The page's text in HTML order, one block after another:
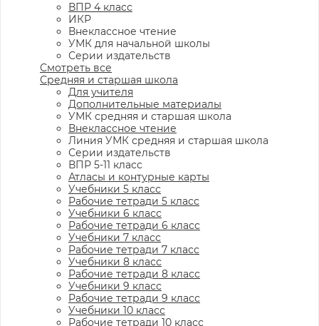
ВПР 4 класс
ИКР
Внеклассное чтение
УМК для начальной школы
Серии издательств
Смотреть все
Средняя и старшая школа
Для учителя
Дополнительные материалы
УМК средняя и старшая школа
Внеклассное чтение
Линия УМК средняя и старшая школа
Серии издательств
ВПР 5-11 класс
Атласы и контурные карты
Учебники 5 класс
Рабочие тетради 5 класс
Учебники 6 класс
Рабочие тетради 6 класс
Учебники 7 класс
Рабочие тетради 7 класс
Учебники 8 класс
Рабочие тетради 8 класс
Учебники 9 класс
Рабочие тетради 9 класс
Учебники 10 класс
Рабочие тетради 10 класс